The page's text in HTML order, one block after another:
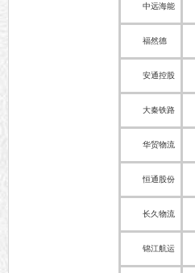
中远海能
福然德
安通控股
大秦铁路
华贸物流
恒通股份
长久物流
锦江航运